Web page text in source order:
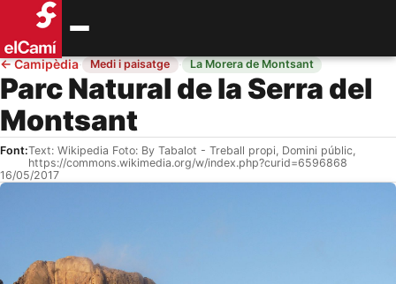
←Camipèdia· Medi i paisatge · La Morera de Montsant
Parc Natural de la Serra del
Montsant
Font:Text: Wikipedia Foto: By Tabalot - Treball propi, Domini públic,
https://commons.wikimedia.org/w/index.php?curid=6596868
16/05/2017